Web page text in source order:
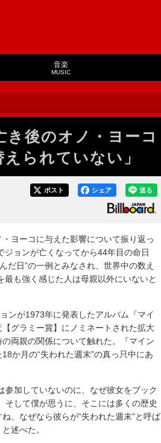
音楽
MUSIC
後のオノ・ヨーコ
られていない」
送る
シェア
ポスト
ヨーコに与えた影響について振り返っ
ョンが亡くなってから44年目の命日
だ日”の一例とみなされ、世界中の数え
も強く感じた人は母親以外にいないと
ンが1973年に発表したアルバム『マイ
グラミー賞】にノミネートされた拡大
両親の関係について触れた。『マイン
か月の“失われた週末”の真っ只中にあ
加していないのに、なぜ彼女をブック
そして僕が思うに、そこには多くの歴史
、なぜなら彼らが“失われた週末”と呼ば
述べた。